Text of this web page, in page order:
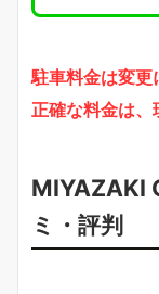
駐車料金は変更
正確な料金は、
MIYAZAKI
ミ・評判